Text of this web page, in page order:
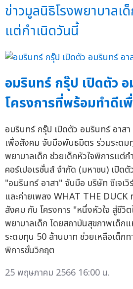
ข่าวมูลนิธิโรงพยาบาลเ
แต่กำเนิดวันนี้
อมรินทร์ กรุ๊ป เปิดตัว
โครงการที่พร้อมทำดีเ
อมรินทร์ กรุ๊ป เปิดตัว อมรินทร์ อาส
เพื่อสังคม จับมือพันธมิตร ร่วมระดม
พยาบาลเด็ก ช่วยเด็กหัวใจพิการแต่
คอร์เปอเรชั่นส์ จำกัด (มหาชน) เปิด
"อมรินทร์ อาสา" จับมือ บริษัท ซีเจเวิ
และค่ายเพลง WHAT THE DUCK
สังคม กับ โครงการ "หนึ่งหัวใจ สู่ชีวิ
พยาบาลเด็ก โดยสถาบันสุขภาพเด็ก
ระดมทุน 50 ล้านบาท ช่วยเหลือเด็ก
พิการขั้นวิกฤต
25 พฤษภาคม 2566 16:00 น.